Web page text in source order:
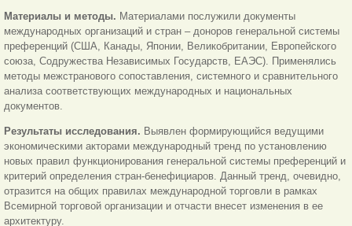
Материалы и методы. Материалами послужили документы
международных организаций и стран – доноров генеральной системы
преференций (США, Канады, Японии, Великобритании, Европейского
союза, Содружества Независимых Государств, ЕАЭС). Применялись
методы межстранового сопоставления, системного и сравнительного
анализа соответствующих международных и национальных
документов.
Результаты исследования. Выявлен формирующийся ведущими
экономическими акторами международный тренд по установлению
новых правил функционирования генеральной системы преференций и
критерий определения стран-бенефициаров. Данный тренд, очевидно,
отразится на общих правилах международной торговли в рамках
Всемирной торговой организации и отчасти внесет изменения в ее
архитектуру.